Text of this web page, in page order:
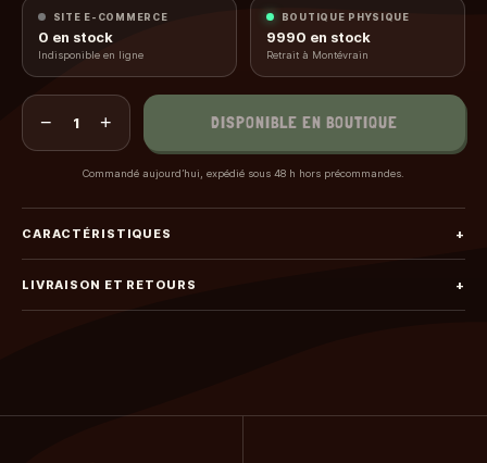
SITE E-COMMERCE
0 en stock
Indisponible en ligne
BOUTIQUE PHYSIQUE
9990 en stock
Retrait à Montévrain
− 1 + DISPONIBLE EN BOUTIQUE
Commandé aujourd’hui, expédié sous 48 h hors précommandes.
CARACTÉRISTIQUES +
LIVRAISON ET RETOURS +